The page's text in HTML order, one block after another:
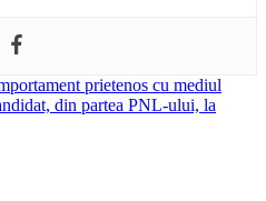
prietenos cu mediul
din partea PNL-ului, la